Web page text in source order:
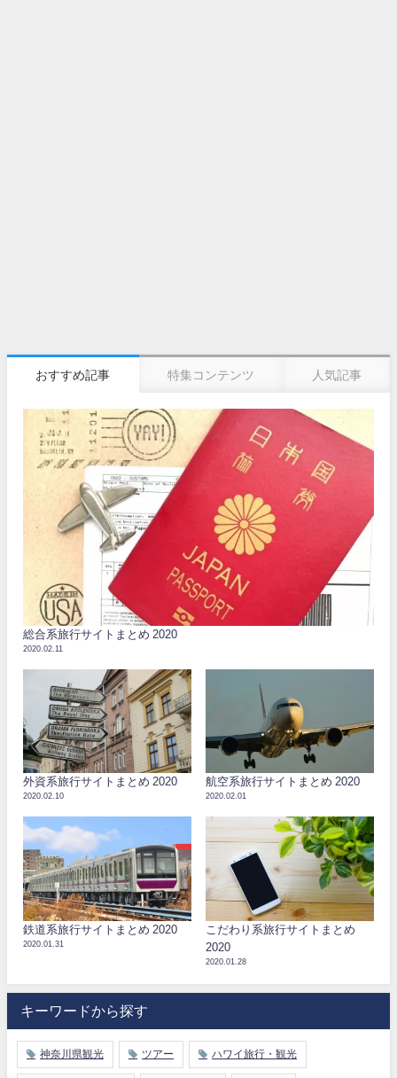
おすすめ記事 特集コンテンツ 人気記事
総合系旅行サイトまとめ 2020
2020.02.11
外資系旅行サイトまとめ 2020
2020.02.10
航空系旅行サイトまとめ 2020
2020.02.01
鉄道系旅行サイトまとめ 2020
2020.01.31
こだわり系旅行サイトまとめ
2020
2020.01.28
キーワードから探す
神奈川県観光 ツアー ハワイ旅行・観光